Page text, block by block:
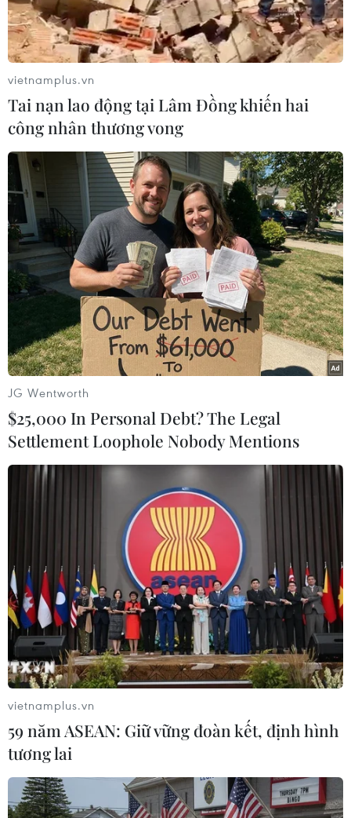
Công đoàn Việt Nam luôn là hạt nhân vận động,
tập hợp giai cấp công nhân đi dưới ngọn cờ vẻ
vang của Đảng./.
(TTXVN/Vietnam+)
#Công đoàn Việt Nam
#Phong trào công nhân Việt Nam
#Giai cấp công nhân
Theo dõi VietnamPlus
TIN LIÊN QUAN
vietnamplus.vn
Tai nạn lao động tại Lâm Đồng khiến hai
công nhân thương vong
JG Wentworth
$25,000 In Personal Debt? The Legal
Settlement Loophole Nobody Mentions
vietnamplus.vn
59 năm ASEAN: Giữ vững đoàn kết, định hình
tương lai